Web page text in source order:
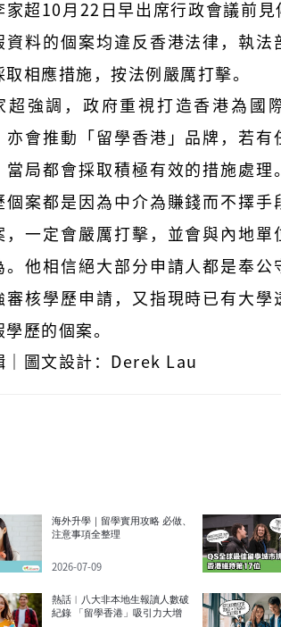
家超10月22日早出席行政會議前見
資料的個案均違反香港法律，執法
取相應措施，按法例嚴厲打擊。
超強調，政府重視打造香港為國
亦會推動「留學香港」品牌，若有
當局都會採取積極有效的措施處理
個案都是因為中介為賺錢而不擇手
，一定會嚴厲打擊，並會與內地單
。他相信絕大部分申請人都是奉公
審核學歷申請，又指現時已有大學
學歷的個案。
｜圖文設計：Derek Lau
海外升學｜留學實用攻略 必做、
注意事項全整理
2026-07-09
熱話︱八大非本地生報讀人數破
紀錄 「留學香港」吸引力大增